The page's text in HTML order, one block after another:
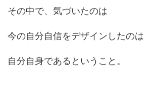
その中で、気づいたのは
今の自分自信をデザインしたのは
自分自身であるということ。